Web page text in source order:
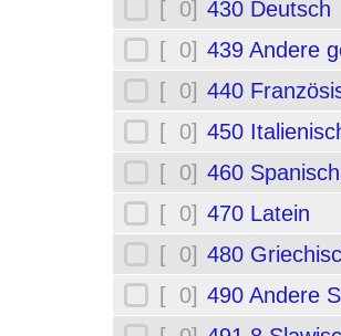
[ 0] 430 Deutsch
[ 0] 439 Andere
[ 0] 440
[ 0] 450
[ 0] 460
[ 0] 470 Latein
[ 0] 480
[ 0] 490 Andere